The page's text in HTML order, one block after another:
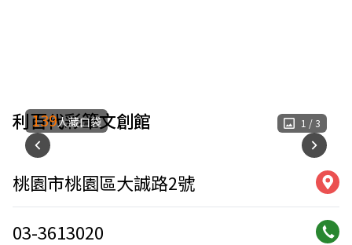
利百代彩筆文創館 1 / 3
139人藏口袋
桃園市桃園區大誠路2號
03-3613020